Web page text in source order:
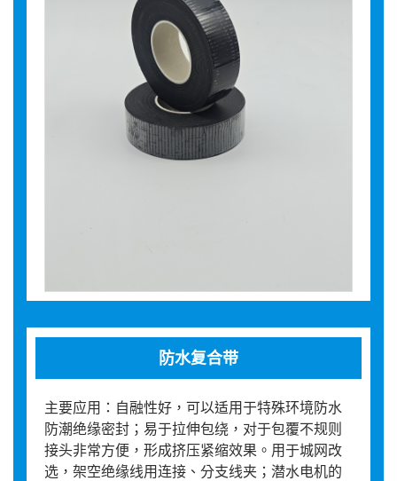
防水复合带
主要应用：自融性好，可以适用于特殊环境防水
防潮绝缘密封；易于拉伸包绕，对于包覆不规则
接头非常方便，形成挤压紧缩效果。用于城网改
选，架空绝缘线用连接、分支线夹；潜水电机的